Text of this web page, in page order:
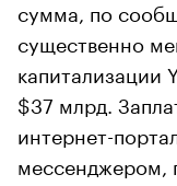
сумма, по
существенно
капитализации
$37 млрд.
интернет-
мессенджером,